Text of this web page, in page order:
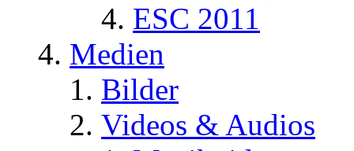
ESC 2011
Medien
Bilder
Videos & Audios